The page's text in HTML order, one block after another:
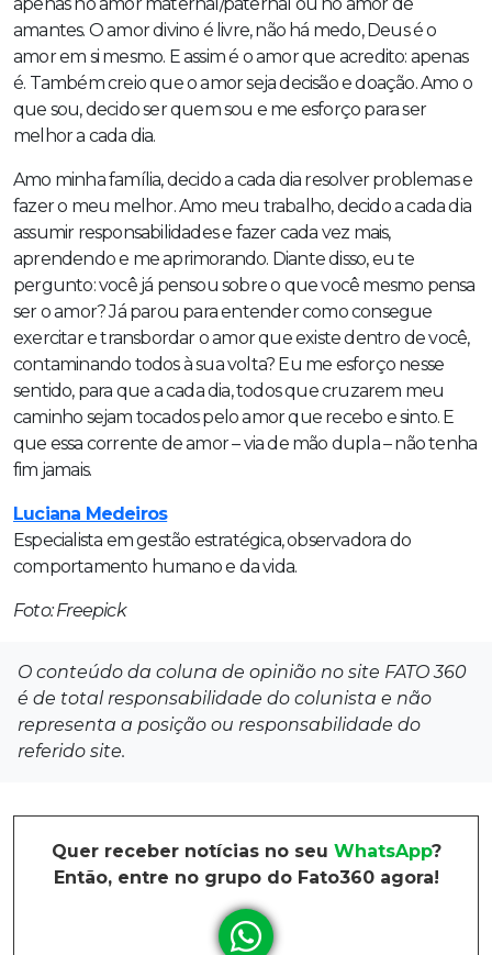
apenas no amor maternal/paternal ou no amor de
amantes. O amor divino é livre, não há medo, Deus é o
amor em si mesmo. E assim é o amor que acredito: apenas
é. Também creio que o amor seja decisão e doação. Amo o
que sou, decido ser quem sou e me esforço para ser
melhor a cada dia.
Amo minha família, decido a cada dia resolver problemas e
fazer o meu melhor. Amo meu trabalho, decido a cada dia
assumir responsabilidades e fazer cada vez mais,
aprendendo e me aprimorando. Diante disso, eu te
pergunto: você já pensou sobre o que você mesmo pensa
ser o amor? Já parou para entender como consegue
exercitar e transbordar o amor que existe dentro de você,
contaminando todos à sua volta? Eu me esforço nesse
sentido, para que a cada dia, todos que cruzarem meu
caminho sejam tocados pelo amor que recebo e sinto. E
que essa corrente de amor – via de mão dupla – não tenha
fim jamais.
Luciana Medeiros
Especialista em gestão estratégica, observadora do
comportamento humano e da vida.
Foto: Freepick
O conteúdo da coluna de opinião no site FATO 360
é de total responsabilidade do colunista e não
representa a posição ou responsabilidade do
referido site.
Quer receber notícias no seu WhatsApp?
Então, entre no grupo do Fato360 agora!